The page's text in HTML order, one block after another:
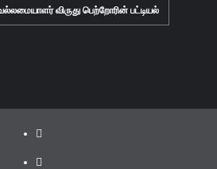
விருது பெற்றோரின் பட்டியல்
Facebook
Twitter